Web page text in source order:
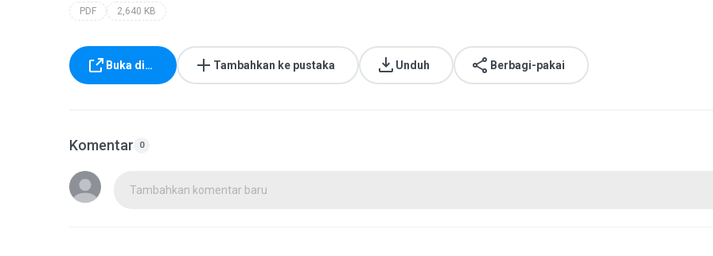
PDF 2,640 KB
Buka di… Tambahkan ke pustaka Unduh Berbagi-pakai
Komentar 0
Tambahkan komentar baru